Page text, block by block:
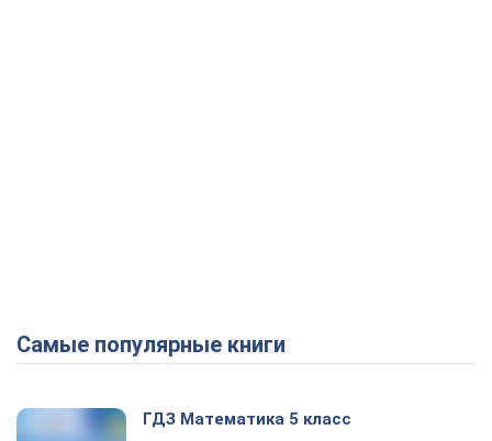
Самые популярные книги
ГДЗ Математика 5 класс